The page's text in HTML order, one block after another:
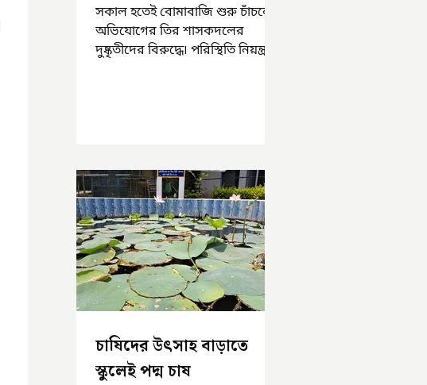
সকাল হতেই বোমাবাজি শুরু চাঁচলে৷
অভিযোগের তির শাসকদলের
দুষ্কৃতীদের বিরুদ্ধে৷ পরিস্থিতি নিয়ন্ত্রণে
চাষিদের উৎসাহ বাড়াতে
স্কুলেই পদ্ম চাষ